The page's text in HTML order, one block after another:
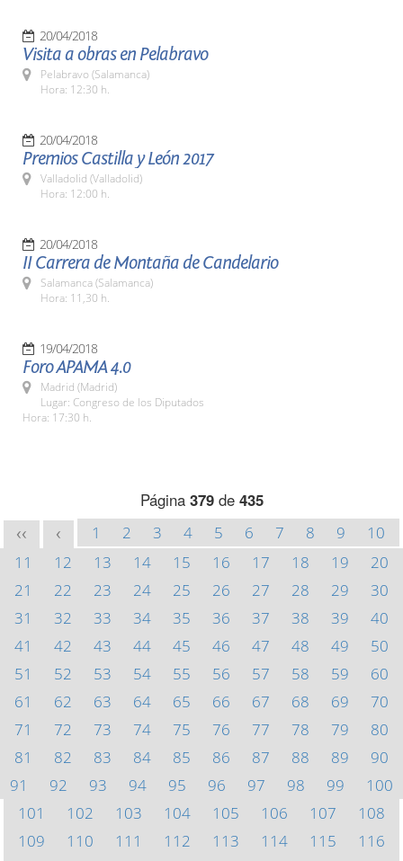
20/04/2018
Visita a obras en Pelabravo
Pelabravo (Salamanca)
Hora: 12:30 h.
20/04/2018
Premios Castilla y León 2017
Valladolid (Valladolid)
Hora: 12:00 h.
20/04/2018
II Carrera de Montaña de Candelario
Salamanca (Salamanca)
Hora: 11,30 h.
19/04/2018
Foro APAMA 4.0
Madrid (Madrid)
Lugar: Congreso de los Diputados
Hora: 17:30 h.
Página 379de 435
<< < 1 2 3 4 5 6 7 8 9
10
11
12 13 14 15 16 17 18 19
20
21
22 23 24 25 26 27 28 29
30
31
32 33 34 35 36 37 38 39
40
41
42 43 44 45 46 47 48 49
50
51
52 53 54 55 56 57 58 59
60
61
62 63 64 65 66 67 68 69
70
71
72 73 74 75 76 77 78 79
80
81
82 83 84 85 86 87 88 89
90
91
92 93 94 95 96 97 98 99
100
101
102 103 104 105 106 107
108
109
110 111 112 113 114 115
116